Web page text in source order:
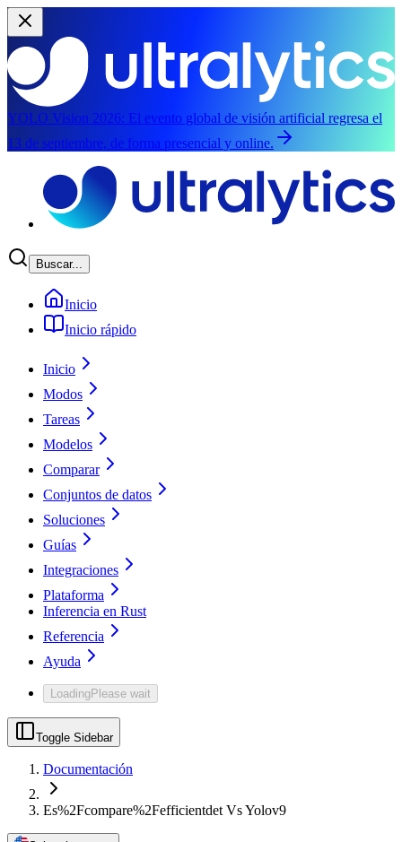
YOLO Vision 2026: El evento global de visión artificial regresa el
13 de septiembre, de forma presencial y online.
Buscar...
Inicio
Inicio rápido
Inicio
Modos
Tareas
Modelos
Comparar
Conjuntos de datos
Soluciones
Guías
Integraciones
Plataforma
Inferencia en Rust
Referencia
Ayuda
LoadingPlease wait
Toggle Sidebar
Documentación
Es%2Fcompare%2Fefficientdet Vs Yolov9